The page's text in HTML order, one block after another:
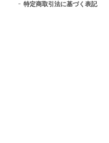
特定商取引法に基づく表記